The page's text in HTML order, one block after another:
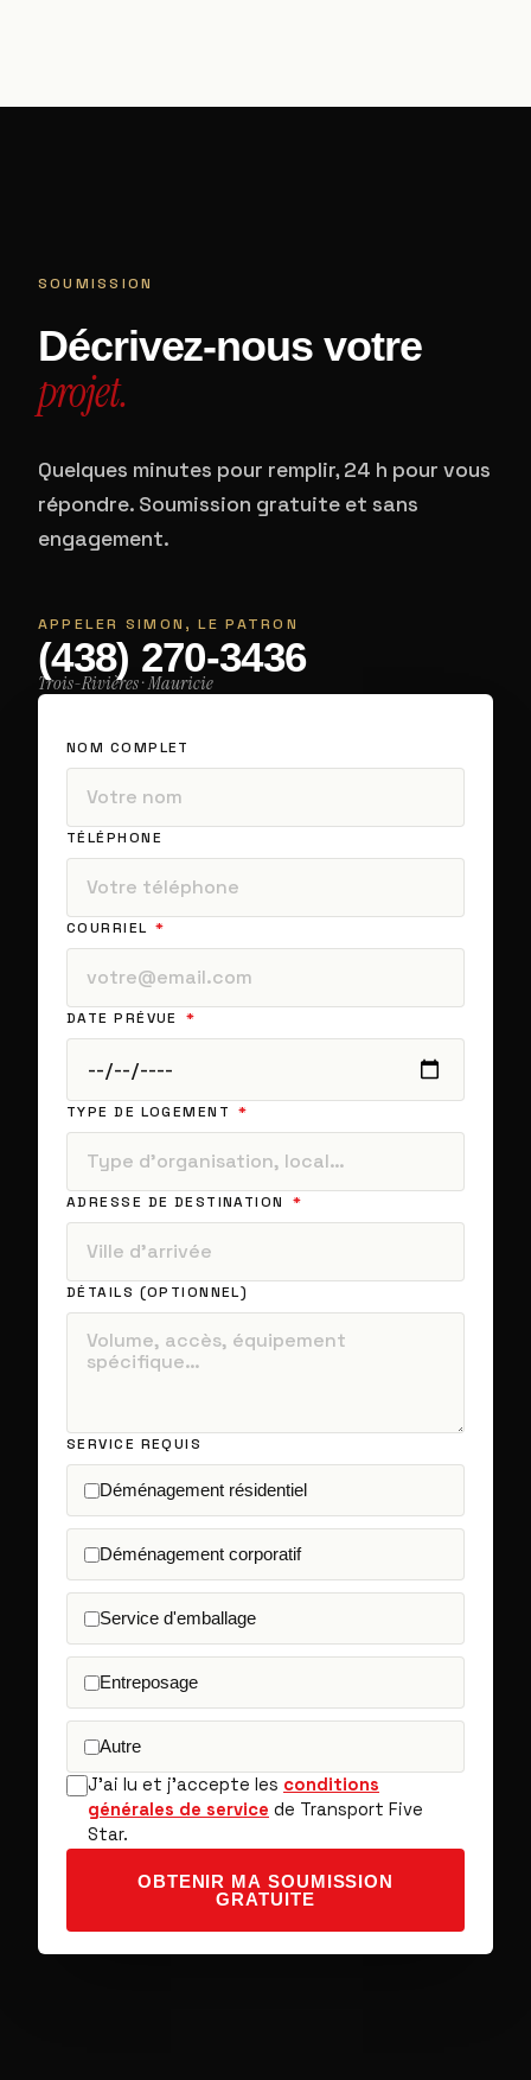
SOUMISSION
Décrivez-nous votre
projet.
Quelques minutes pour remplir, 24 h pour vous
répondre. Soumission gratuite et sans
engagement.
APPELER SIMON, LE PATRON
(438) 270-3436
Trois-Rivières · Mauricie
NOM COMPLET
TÉLÉPHONE
COURRIEL
DATE PRÉVUE
TYPE DE LOGEMENT
ADRESSE DE DESTINATION
DÉTAILS (OPTIONNEL)
SERVICE REQUIS
Déménagement résidentiel
Déménagement corporatif
Service d'emballage
Entreposage
Autre
J'ai lu et j'accepte les conditions
générales de service de Transport Five
Star.
OBTENIR MA SOUMISSION
GRATUITE